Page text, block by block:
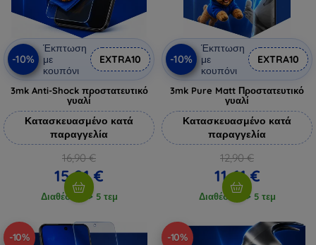
-10%
Έκπτωση
με
κουπόνι
EXTRA10
3mk Anti-Shock προστατευτικό
γυαλί
Κατασκευασμένο κατά
παραγγελία
16,90 €
15,21 €
Διαθέσιμο > 5 τεμ
-10%
Έκπτωση
με
κουπόνι
EXTRA10
3mk Pure Matt Προστατευτικό
γυαλί
Κατασκευασμένο κατά
παραγγελία
12,90 €
11,61 €
Διαθέσιμο > 5 τεμ
-10% -10%